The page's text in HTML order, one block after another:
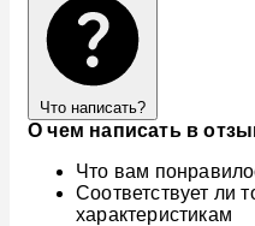
Что написать?
О чем написать в
Что вам
Соответствует ли
характеристикам